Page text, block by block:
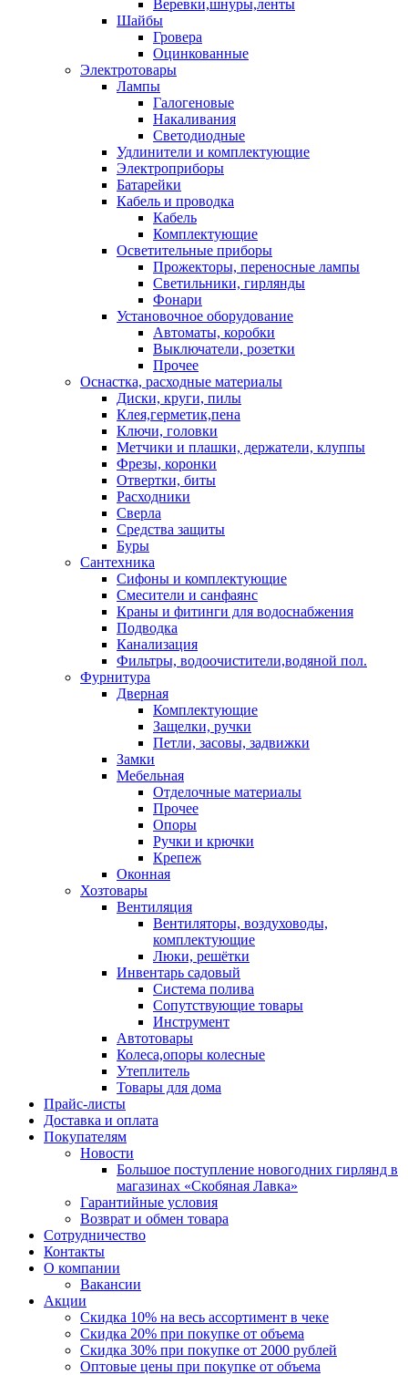
Веревки,шнуры,ленты
Шайбы
Гровера
Оцинкованные
Электротовары
Лампы
Галогеновые
Накаливания
Светодиодные
Удлинители и комплектующие
Электроприборы
Батарейки
Кабель и проводка
Кабель
Комплектующие
Осветительные приборы
Прожекторы, переносные лампы
Светильники, гирлянды
Фонари
Установочное оборудование
Автоматы, коробки
Выключатели, розетки
Прочее
Оснастка, расходные материалы
Диски, круги, пилы
Клея,герметик,пена
Ключи, головки
Метчики и плашки, держатели, клуппы
Фрезы, коронки
Отвертки, биты
Расходники
Сверла
Средства защиты
Буры
Сантехника
Сифоны и комплектующие
Смесители и санфаянс
Краны и фитинги для водоснабжения
Подводка
Канализация
Фильтры, водоочистители,водяной пол.
Фурнитура
Дверная
Комплектующие
Защелки, ручки
Петли, засовы, задвижки
Замки
Мебельная
Отделочные материалы
Прочее
Опоры
Ручки и крючки
Крепеж
Оконная
Хозтовары
Вентиляция
Вентиляторы, воздуховоды,
комплектующие
Люки, решётки
Инвентарь садовый
Система полива
Сопутствующие товары
Инструмент
Автотовары
Колеса,опоры колесные
Утеплитель
Товары для дома
Прайс-листы
Доставка и оплата
Покупателям
Новости
Большое поступление новогодних гирлянд в
магазинах «Скобяная Лавка»
Гарантийные условия
Возврат и обмен товара
Сотрудничество
Контакты
О компании
Вакансии
Акции
Скидка 10% на весь ассортимент в чеке
Скидка 20% при покупке от объема
Скидка 30% при покупке от 2000 рублей
Оптовые цены при покупке от объема